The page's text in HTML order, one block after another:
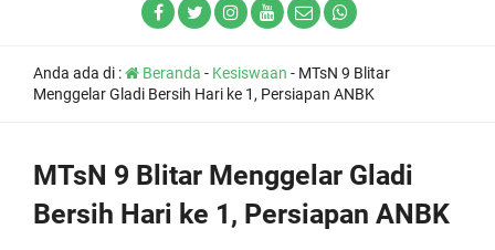
Anda ada di : Beranda - Kesiswaan - MTsN 9 Blitar
Menggelar Gladi Bersih Hari ke 1, Persiapan ANBK
MTsN 9 Blitar Menggelar Gladi
Bersih Hari ke 1, Persiapan ANBK